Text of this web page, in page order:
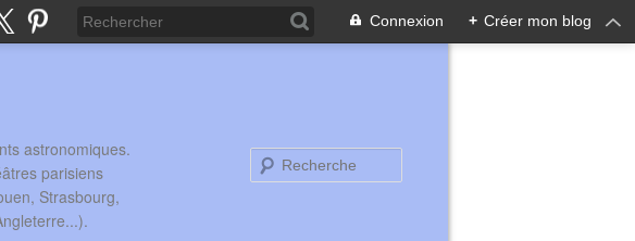
Connexion + Créer mon blog
astronomiques.
parisiens
Strasbourg,